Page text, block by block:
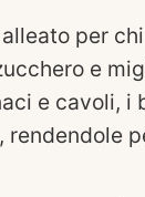
per
e
e cavoli, i
rendendole